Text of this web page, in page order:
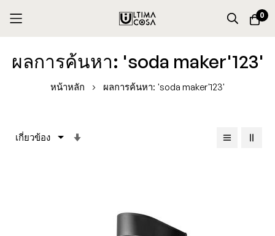
0
to
ผลการค้นหา: 'soda maker'123'
หน้าหลัก ผลการค้นหา: 'soda maker'123'